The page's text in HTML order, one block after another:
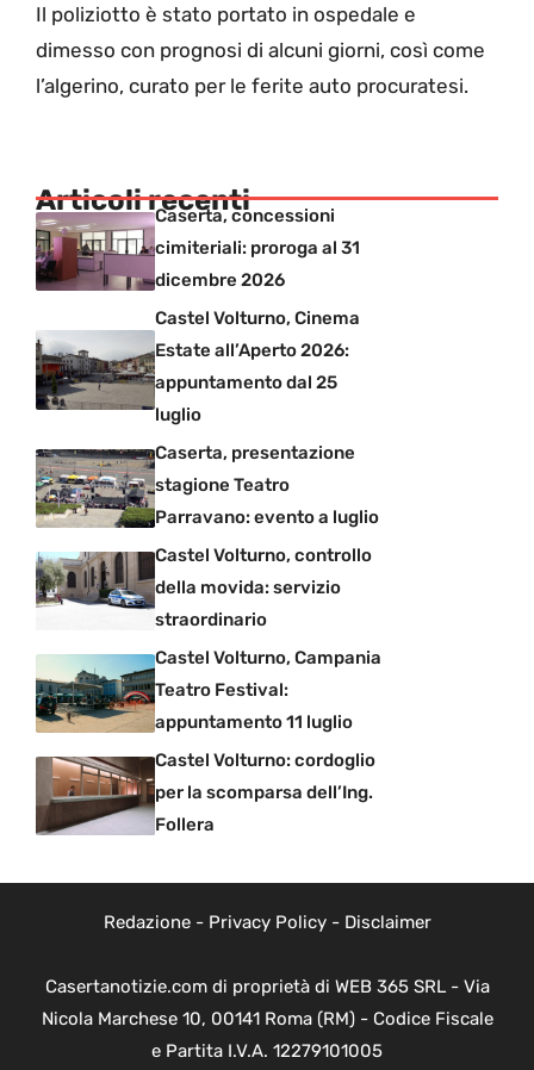
Il poliziotto è stato portato in ospedale e
dimesso con prognosi di alcuni giorni, così come
l’algerino, curato per le ferite auto procuratesi.
Articoli recenti
Caserta, concessioni
cimiteriali: proroga al 31
dicembre 2026
Castel Volturno, Cinema
Estate all’Aperto 2026:
appuntamento dal 25
luglio
Caserta, presentazione
stagione Teatro
Parravano: evento a luglio
Castel Volturno, controllo
della movida: servizio
straordinario
Castel Volturno, Campania
Teatro Festival:
appuntamento 11 luglio
Castel Volturno: cordoglio
per la scomparsa dell’Ing.
Follera
Redazione- Privacy Policy- Disclaimer
Casertanotizie.com di proprietà di WEB 365 SRL - Via
Nicola Marchese 10, 00141 Roma (RM) - Codice Fiscale
e Partita I.V.A. 12279101005